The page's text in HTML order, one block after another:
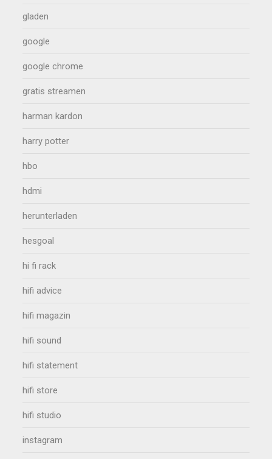
gladen
google
google chrome
gratis streamen
harman kardon
harry potter
hbo
hdmi
herunterladen
hesgoal
hi fi rack
hifi advice
hifi magazin
hifi sound
hifi statement
hifi store
hifi studio
instagram